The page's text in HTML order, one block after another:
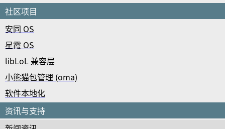
社区项目
安同 OS
星霞 OS
libLoL 兼容层
小熊猫包管理 (oma)
软件本地化
资讯与支持